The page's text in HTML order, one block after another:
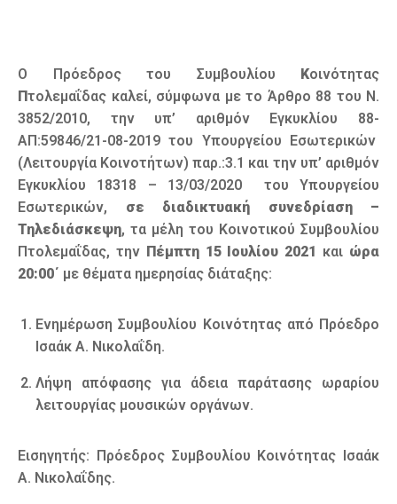
Ο Πρόεδρος του Συμβουλίου Κοινότητας
Πτολεμαΐδας καλεί, σύμφωνα με το Άρθρο 88 του Ν.
3852/2010, την υπ’ αριθμόν Εγκυκλίου 88-
ΑΠ:59846/21-08-2019 του Υπουργείου Εσωτερικών
(Λειτουργία Κοινοτήτων) παρ.:3.1 και την υπ’ αριθμόν
Εγκυκλίου 18318 – 13/03/2020 του Υπουργείου
Εσωτερικών, σε διαδικτυακή συνεδρίαση –
Τηλεδιάσκεψη, τα μέλη του Κοινοτικού Συμβουλίου
Πτολεμαΐδας, την Πέμπτη 15 Ιουλίου 2021 και ώρα
20:00΄ με θέματα ημερησίας διάταξης:
Ενημέρωση Συμβουλίου Κοινότητας από Πρόεδρο
Ισαάκ Α. Νικολαΐδη.
Λήψη απόφασης για άδεια παράτασης ωραρίου
λειτουργίας μουσικών οργάνων.
Εισηγητής: Πρόεδρος Συμβουλίου Κοινότητας Ισαάκ
Α. Νικολαΐδης.